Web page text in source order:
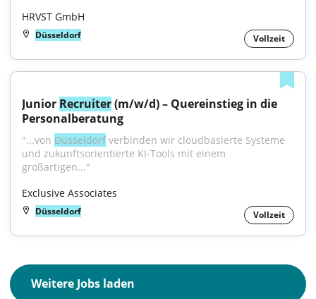
HRVST GmbH
Düsseldorf Vollzeit
Junior Recruiter (m/w/d) – Quereinstieg in die
Personalberatung
"...von Düsseldorf verbinden wir cloudbasierte Systeme
und zukunftsorientierte KI-Tools mit einem
großartigen..."
Exclusive Associates
Düsseldorf Vollzeit
Weitere Jobs laden